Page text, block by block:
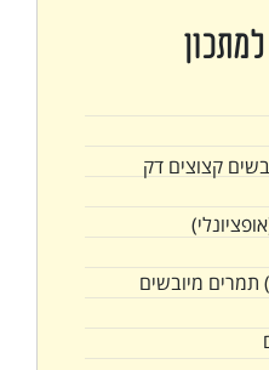
קצוצים דק
תמרים מיובשים